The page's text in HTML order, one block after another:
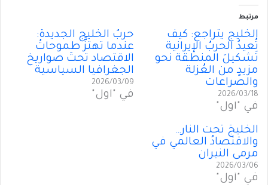
مرتبط
الخليج يتراجع: كيف
تُعيدُ الحربُ الإيرانية
تَشكيلَ المنطقة نحو
مزيدٍ من العُزلة
والصراعات
2026/03/18
في "أول"
حربُ الخليج الجديدة:
عندما تهتزُّ طموحاتُ
الاقتصاد تحتَ صواريخ
الجغرافيا السياسية
2026/03/09
في "أول"
الخليجُ تحت النار…
والاقتصادُ العالمي في
مرمى النيران
2026/03/06
في "أول"